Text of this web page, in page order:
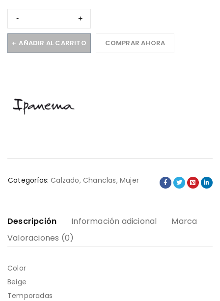
AÑADIR AL CARRITO COMPRAR AHORA
Categorías: Calzado,Chanclas,Mujer
Descripción Información adicional
Marca
Valoraciones (0)
Color
Beige
Temporadas